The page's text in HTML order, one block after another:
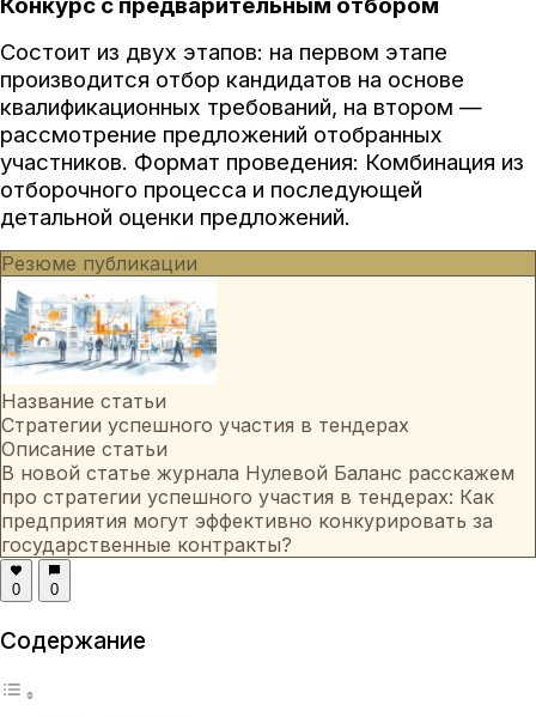
Конкурс с предварительным отбором
Состоит из двух этапов: на первом этапе
производится отбор кандидатов на основе
квалификационных требований, на втором —
рассмотрение предложений отобранных
участников. Формат проведения: Комбинация из
отборочного процесса и последующей
детальной оценки предложений.
Резюме публикации
Название статьи
Стратегии успешного участия в тендерах
Описание статьи
В новой статье журнала Нулевой Баланс расскажем
про стратегии успешного участия в тендерах: Как
предприятия могут эффективно конкурировать за
государственные контракты?
0 0
Содержание